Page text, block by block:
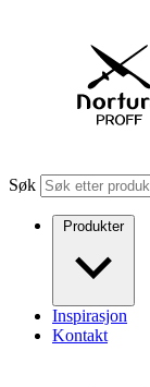
Søk
Produkter
Inspirasjon
Kontakt